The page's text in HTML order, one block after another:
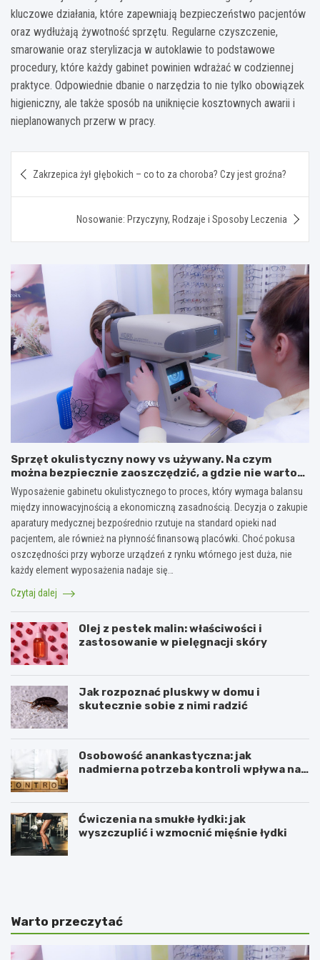
kluczowe działania, które zapewniają bezpieczeństwo pacjentów
oraz wydłużają żywotność sprzętu. Regularne czyszczenie,
smarowanie oraz sterylizacja w autoklawie to podstawowe
procedury, które każdy gabinet powinien wdrażać w codziennej
praktyce. Odpowiednie dbanie o narzędzia to nie tylko obowiązek
higieniczny, ale także sposób na uniknięcie kosztownych awarii i
nieplanowanych przerw w pracy.
wpisu
Zakrzepica żył głębokich – co to za choroba? Czy jest groźna?
Nosowanie: Przyczyny, Rodzaje i Sposoby Leczenia
Sprzęt okulistyczny nowy vs używany. Na czym
można bezpiecznie zaoszczędzić, a gdzie nie warto
ryzykować?
Wyposażenie gabinetu okulistycznego to proces, który wymaga balansu
między innowacyjnością a ekonomiczną zasadnością. Decyzja o zakupie
aparatury medycznej bezpośrednio rzutuje na standard opieki nad
pacjentem, ale również na płynność finansową placówki. Choć pokusa
oszczędności przy wyborze urządzeń z rynku wtórnego jest duża, nie
każdy element wyposażenia nadaje się…
Czytaj dalej
Olej z pestek malin: właściwości i
zastosowanie w pielęgnacji skóry
Jak rozpoznać pluskwy w domu i
skutecznie sobie z nimi radzić
Osobowość anankastyczna: jak
nadmierna potrzeba kontroli wpływa na
Ćwiczenia na smukłe łydki: jak
wyszczuplić i wzmocnić mięśnie łydki
D
e
g
o
P
l
e
k
Warto przeczytać